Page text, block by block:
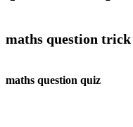
maths question trick
maths question quiz